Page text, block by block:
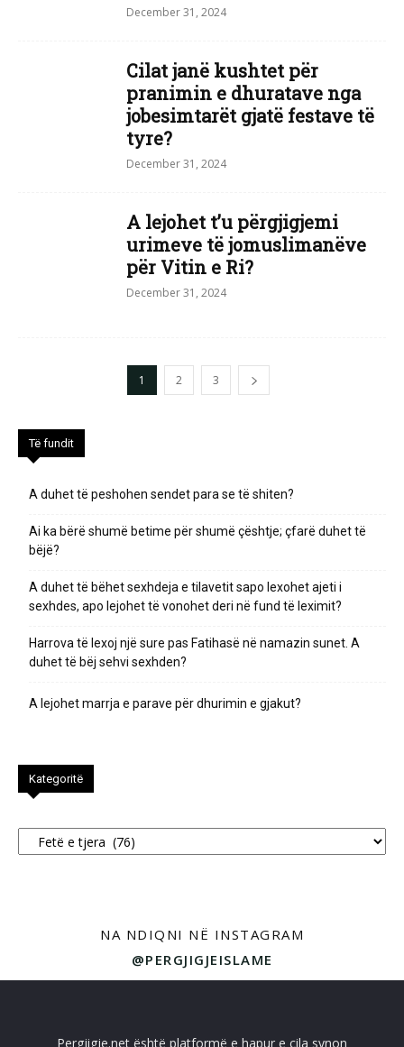
December 31, 2024
Cilat janë kushtet për
pranimin e dhuratave nga
jobesimtarët gjatë festave të
tyre?
December 31, 2024
A lejohet t’u përgjigjemi
urimeve të jomuslimanëve
për Vitin e Ri?
December 31, 2024
1 2 3
Të fundit
A duhet të peshohen sendet para se të shiten?
Ai ka bërë shumë betime për shumë çështje; çfarë duhet të
bëjë?
A duhet të bëhet sexhdeja e tilavetit sapo lexohet ajeti i
sexhdes, apo lejohet të vonohet deri në fund të leximit?
Harrova të lexoj një sure pas Fatihasë në namazin sunet. A
duhet të bëj sehvi sexhden?
A lejohet marrja e parave për dhurimin e gjakut?
Kategoritë
Kategoritë
NA NDIQNI NË INSTAGRAM
@PERGJIGJEISLAME
Pergjigje.net është platformë e hapur e cila synon